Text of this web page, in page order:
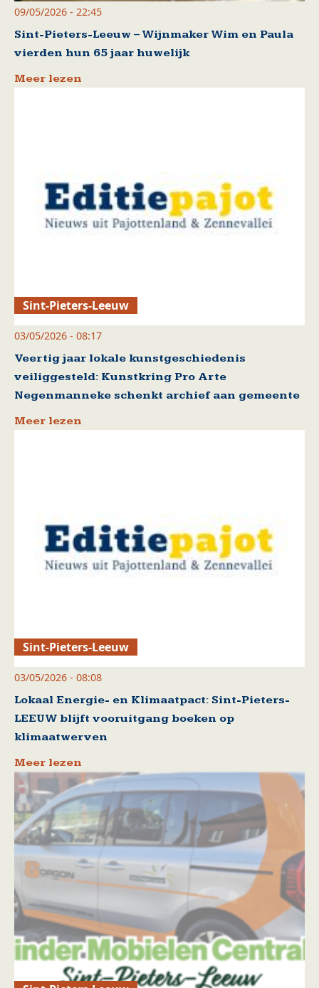
09/05/2026 - 22:45
Sint-Pieters-Leeuw – Wijnmaker Wim en Paula
vierden hun 65 jaar huwelijk
Meer lezen
Sint-Pieters-Leeuw
03/05/2026 - 08:17
Veertig jaar lokale kunstgeschiedenis
veiliggesteld: Kunstkring Pro Arte
Negenmanneke schenkt archief aan gemeente
Meer lezen
Sint-Pieters-Leeuw
03/05/2026 - 08:08
Lokaal Energie- en Klimaatpact: Sint-Pieters-
LEEUW blijft vooruitgang boeken op
klimaatwerven
Meer lezen